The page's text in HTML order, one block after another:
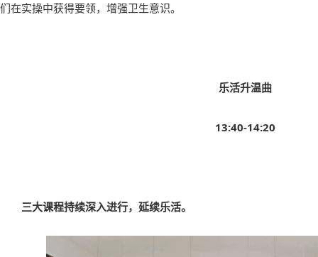
们在实操中获得要领，增强卫生意识。
乐活升温曲
13:40-14:20
三大课程持续深入进行，延续乐活。